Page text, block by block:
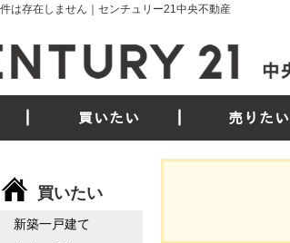
は存在しません｜センチュリー21中央不動産
買いたい 売りたい
買いたい
新築一戸建て